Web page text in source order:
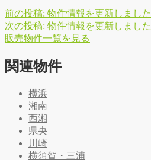
前の投稿: 物件情報を更新しました
次の投稿: 物件情報を更新しました
販売物件一覧を 見る
関連物件
横浜
湘南
西湘
県央
川崎
横須賀・三浦